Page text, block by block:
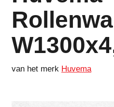
van het merk Huvema